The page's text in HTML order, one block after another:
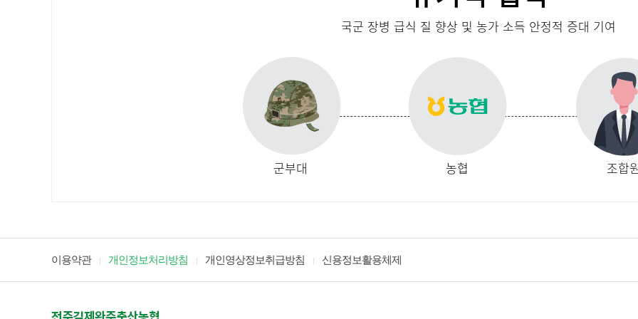
국군 장병 급식 질 향상 및 농가 소득 안정적 증대 기여
군부대 농협 조합
이용약관 | 개인정보처리방침 | 개인영상정보취급방침 | 신용정보활용체제